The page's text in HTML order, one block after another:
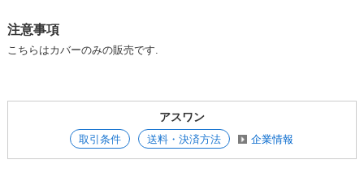
注意事項
こちらはカバーのみの販売です.
アスワン
取引条件 送料・決済方法 企業情報